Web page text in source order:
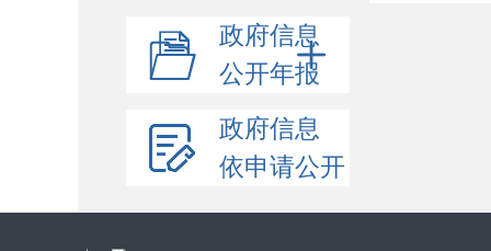
政府信息
公开年报
政府信息
依申请公开